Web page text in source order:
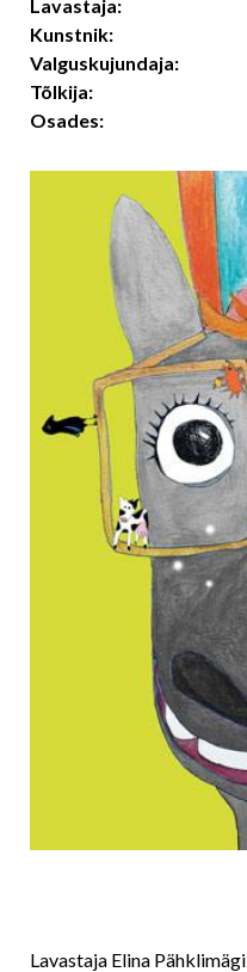
Lavastaja Elina Pähklimägi
Lavastaja:
Kunstnik:
Valguskujundaja:
Tõlkija:
Osades: